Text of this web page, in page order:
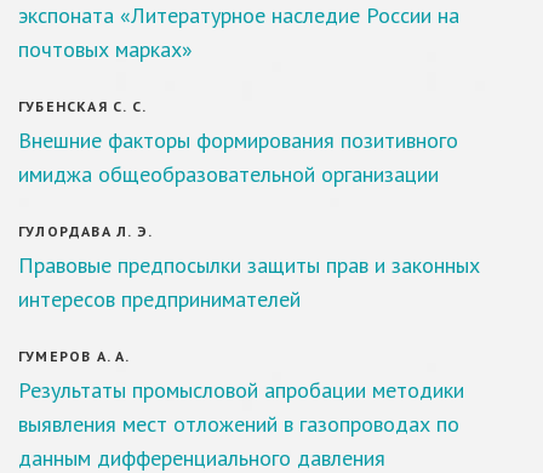
экспоната «Литературное наследие России на
почтовых марках»
ГУБЕНСКАЯ С. С.
Внешние факторы формирования позитивного
имиджа общеобразовательной организации
ГУЛОРДАВА Л. Э.
Правовые предпосылки защиты прав и законных
интересов предпринимателей
ГУМЕРОВ А. А.
Результаты промысловой апробации методики
выявления мест отложений в газопроводах по
данным дифференциального давления